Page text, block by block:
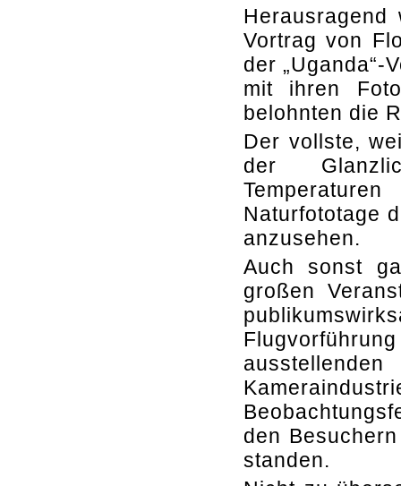
Herausragend
Vortrag von
der „Uganda“-
mit ihren
belohnten die
Der vollste,
der
Naturfototage
anzusehen.
Auch sonst
großen
den
standen.